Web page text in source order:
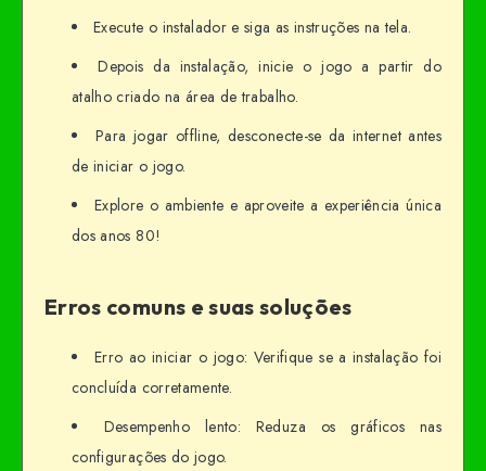
Execute o instalador e siga as instruções na tela.
Depois da instalação, inicie o jogo a partir do
atalho criado na área de trabalho.
Para jogar offline, desconecte-se da internet antes
de iniciar o jogo.
Explore o ambiente e aproveite a experiência única
dos anos 80!
Erros comuns e suas soluções
Erro ao iniciar o jogo: Verifique se a instalação foi
concluída corretamente.
Desempenho lento: Reduza os gráficos nas
configurações do jogo.